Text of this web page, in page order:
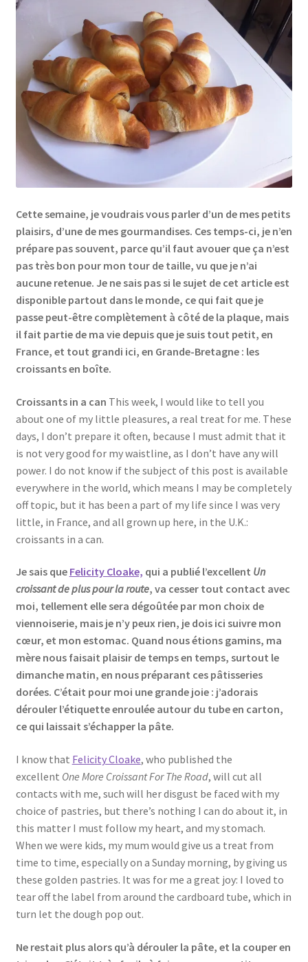
Cette semaine, je voudrais vous parler d’un de mes petits
plaisirs, d’une de mes gourmandises. Ces temps-ci, je n’en
prépare pas souvent, parce qu’il faut avouer que ça n’est
pas très bon pour mon tour de taille, vu que je n’ai
aucune retenue. Je ne sais pas si le sujet de cet article est
disponible partout dans le monde, ce qui fait que je
passe peut-être complètement à côté de la plaque, mais
il fait partie de ma vie depuis que je suis tout petit, en
France, et tout grandi ici, en Grande-Bretagne : les
croissants en boîte.
Croissants in a can This week, I would like to tell you
about one of my little pleasures, a real treat for me. These
days, I don’t prepare it often, because I must admit that it
is not very good for my waistline, as I don’t have any will
power. I do not know if the subject of this post is available
everywhere in the world, which means I may be completely
off topic, but it has been a part of my life since I was very
little, in France, and all grown up here, in the U.K.:
croissants in a can.
Je sais que Felicity Cloake, qui a publié l’excellent Un
croissant de plus pour la route, va cesser tout contact avec
moi, tellement elle sera dégoûtée par mon choix de
viennoiserie, mais je n’y peux rien, je dois ici suivre mon
cœur, et mon estomac. Quand nous étions gamins, ma
mère nous faisait plaisir de temps en temps, surtout le
dimanche matin, en nous préparant ces pâtisseries
dorées. C’était pour moi une grande joie : j’adorais
dérouler l’étiquette enroulée autour du tube en carton,
ce qui laissait s’échapper la pâte.
I know that Felicity Cloake, who published the
excellent One More Croissant For The Road, will cut all
contacts with me, such will her disgust be faced with my
choice of pastries, but there’s nothing I can do about it, in
this matter I must follow my heart, and my stomach.
When we were kids, my mum would give us a treat from
time to time, especially on a Sunday morning, by giving us
these golden pastries. It was for me a great joy: I loved to
tear off the label from around the cardboard tube, which in
turn let the dough pop out.
Ne restait plus alors qu’à dérouler la pâte, et la couper en